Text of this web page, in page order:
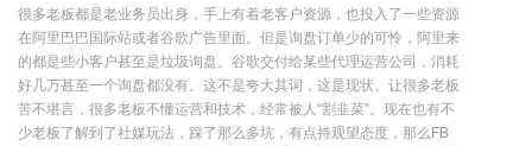
很多老板都是老业务员出身，手上有着老客户资源，也投入了一些资源
在阿里巴巴国际站或者谷歌广告里面。但是询盘订单少的可怜，阿里来
的都是些小客户甚至是垃圾询盘。谷歌交付给某些代理运营公司，消耗
好几万甚至一个询盘都没有。这不是夸大其词，这是现状。让很多老板
苦不堪言，很多老板不懂运营和技术，经常被人“割韭菜”。现在也有不
少老板了解到了社媒玩法，踩了那么多坑，有点持观望态度，那么FB